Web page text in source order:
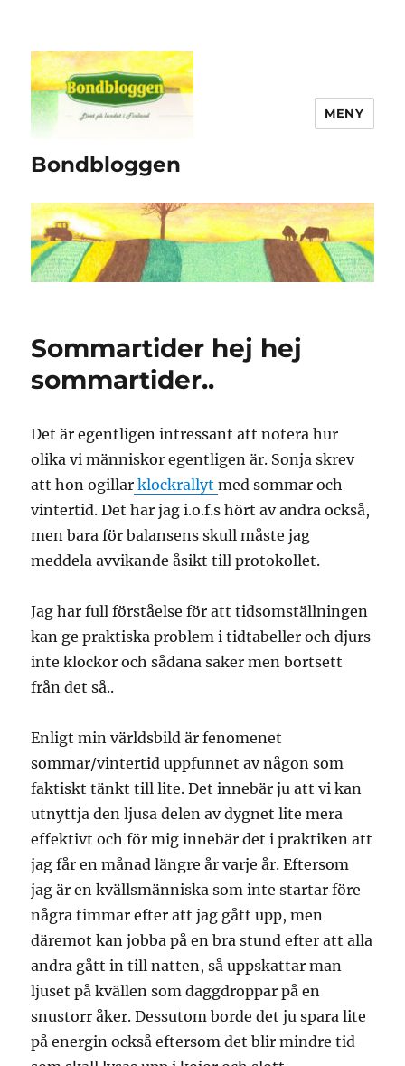
Bondbloggen
MENY
Sommartider hej hej
sommartider..
Det är egentligen intressant att notera hur
olika vi människor egentligen är. Sonja skrev
att hon ogillar klockrallytmed sommar och
vintertid. Det har jag i.o.f.s hört av andra också,
men bara för balansens skull måste jag
meddela avvikande åsikt till protokollet.
Jag har full förståelse för att tidsomställningen
kan ge praktiska problem i tidtabeller och djurs
inte klockor och sådana saker men bortsett
från det så..
Enligt min världsbild är fenomenet
sommar/vintertid uppfunnet av någon som
faktiskt tänkt till lite. Det innebär ju att vi kan
utnyttja den ljusa delen av dygnet lite mera
effektivt och för mig innebär det i praktiken att
jag får en månad längre år varje år. Eftersom
jag är en kvällsmänniska som inte startar före
några timmar efter att jag gått upp, men
däremot kan jobba på en bra stund efter att alla
andra gått in till natten, så uppskattar man
ljuset på kvällen som daggdroppar på en
snustorr åker. Dessutom borde det ju spara lite
på energin också eftersom det blir mindre tid